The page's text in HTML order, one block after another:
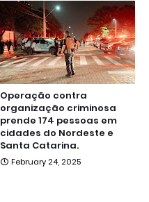
Operação contra
organização criminosa
prende 174 pessoas em
cidades do Nordeste e
Santa Catarina.
February 24, 2025